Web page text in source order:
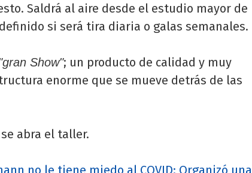
Saldrá al aire desde el estudio mayor de
si será tira diaria o galas semanales.
"gran Show"; un producto de calidad y muy
enorme que se mueve detrás de las
abra el taller.
no le tiene miedo al COVID: Organizó una